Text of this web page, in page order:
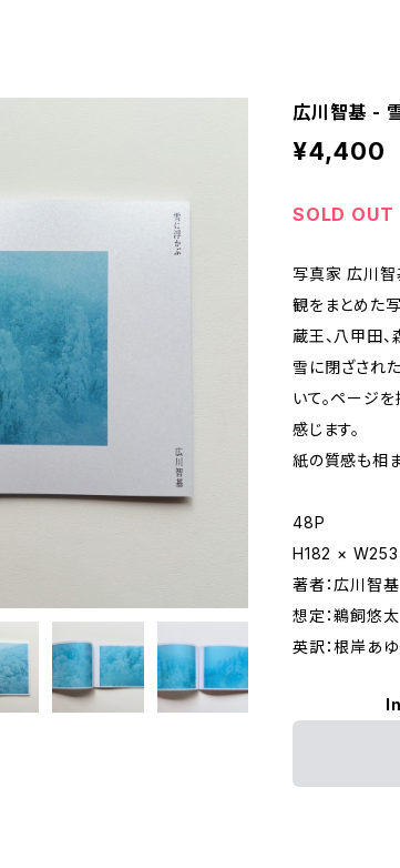
広川智基 -
¥4,400
SOLD OUT
写真家 広川
観をまとめた
蔵王、八甲田
雪に閉ざされ
いて。ページ
感じます。
紙の質感も相
48P
H182 × W253
著者：広川智基
想定：鵜飼悠太
英訳：根岸あ